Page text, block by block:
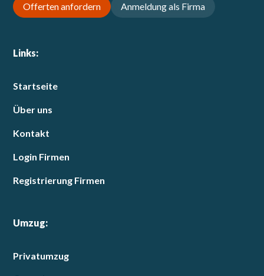
Offerten anfordern Anmeldung als Firma
Links:
Startseite
Über uns
Kontakt
Login Firmen
Registrierung Firmen
Umzug:
Privatumzug